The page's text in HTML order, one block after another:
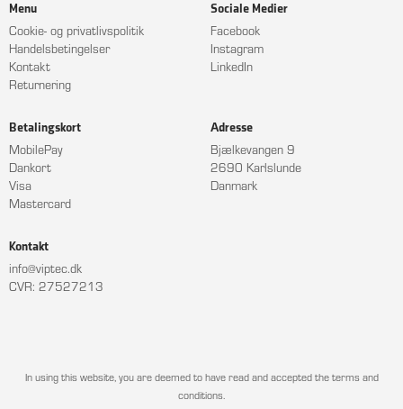
Menu
Cookie- og privatlivspolitik
Handelsbetingelser
Kontakt
Returnering
Sociale Medier
Facebook
Instagram
LinkedIn
Betalingskort
MobilePay
Dankort
Visa
Mastercard
Adresse
Bjælkevangen 9
2690 Karlslunde
Danmark
Kontakt
info@viptec.dk
CVR: 27527213
In using this website, you are deemed to have read and accepted the terms and
conditions.